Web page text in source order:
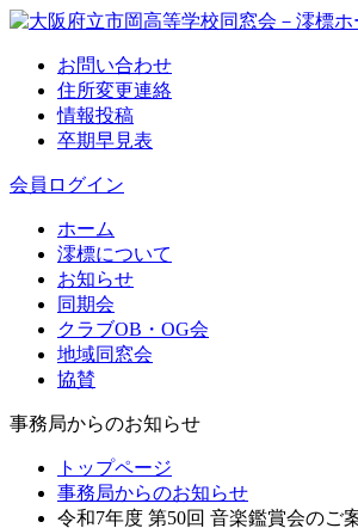
お問い合わせ
住所変更連絡
情報投稿
卒期早見表
会員ログイン
ホーム
澪標について
お知らせ
同期会
クラブOB・OG会
地域同窓会
協賛
事務局からのお知らせ
トップページ
事務局からのお知らせ
令和7年度 第50回 音楽鑑賞会のご